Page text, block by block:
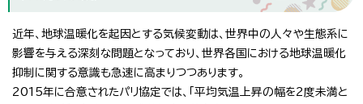
近年、地球温暖化を起因とする気候変動は、世界中の人々や生態系に
影響を与える深刻な問題となっており、世界各国における地球温暖化
抑制に関する意識も急速に高まりつつあります。
2015年に合意されたパリ協定では、「平均気温上昇の幅を2度未満と